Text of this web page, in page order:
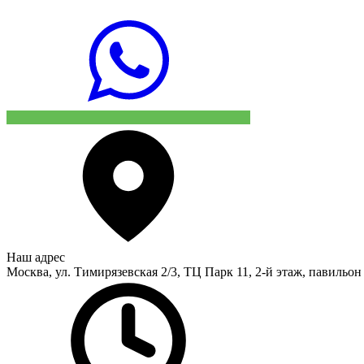
Наш адрес
Москва, ул. Тимирязевская 2/3, ТЦ Парк 11, 2-й этаж,